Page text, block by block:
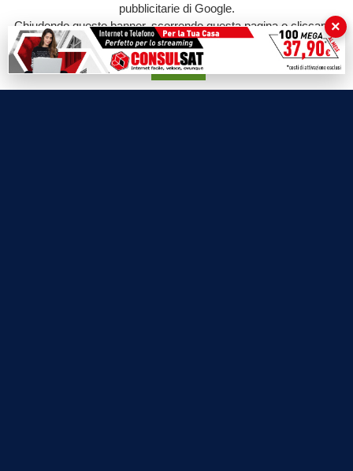
Labnews
Le Voci del Parco
Parliamo di…
pubblicitarie di Google.
Chiudendo questo banner, scorrendo questa pagina o cliccando
su qualunque suo elemento acconsenti all'uso dei cookie.
Accetta
×